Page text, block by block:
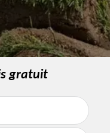
gratuit